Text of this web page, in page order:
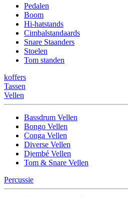
Pedalen
Boom
Hi-hatstands
Cimbalstandaards
Snare Staanders
Stoelen
Tom standen
koffers
Tassen
Vellen
Bassdrum Vellen
Bongo Vellen
Conga Vellen
Diverse Vellen
Djembé Vellen
Tom & Snare Vellen
Percussie